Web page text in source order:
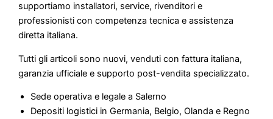
supportiamo installatori, service, rivenditori e
professionisti con competenza tecnica e assistenza
diretta italiana.
Tutti gli articoli sono nuovi, venduti con fattura italiana,
garanzia ufficiale e supporto post-vendita specializzato.
Sede operativa e legale a Salerno
Depositi logistici in Germania, Belgio, Olanda e Regno